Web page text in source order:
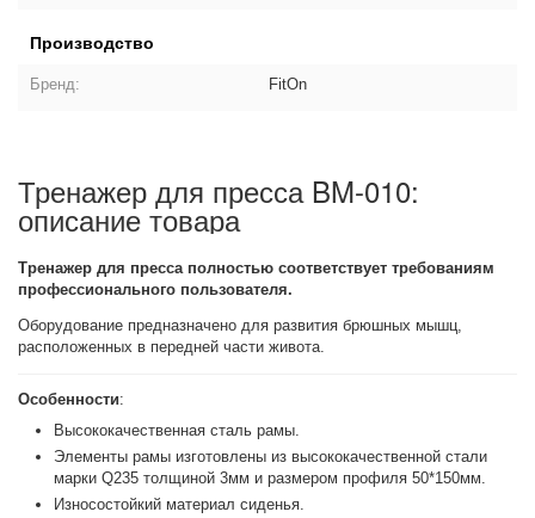
Производство
Бренд: FitOn
Тренажер для пресса BM-010:
описание товара
Тренажер для пресса полностью соответствует требованиям
профессионального пользователя.
Оборудование предназначено для развития брюшных мышц,
расположенных в передней части живота.
Особенности:
Высококачественная сталь рамы.
Элементы рамы изготовлены из высококачественной стали
марки Q235 толщиной 3мм и размером профиля 50*150мм.
Износостойкий материал сиденья.